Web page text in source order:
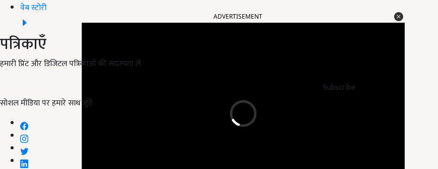
वेब स्टोरी
पत्रिकाएँ
हमारी प्रिंट और डिजिटल पत्रिकाओं की सदस्यता लें
Subscribe
सोशल मीडिया पर हमारे साथ जुड़ें: